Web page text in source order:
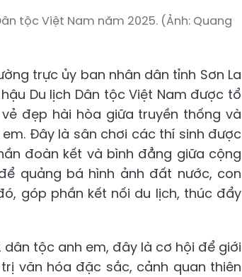
tộc Việt Nam năm 2025. (Ảnh: Quang
trực ủy ban nhân dân tỉnh Sơn La
Du lịch Dân tộc Việt Nam được tổ
đẹp hài hòa giữa truyền thống và
Đây là sân chơi các thí sinh được
đoàn kết và bình đẳng giữa cộng
quảng bá hình ảnh đất nước, con
góp phần kết nối du lịch, thúc đẩy
dân tộc anh em, đây là cơ hội để giới
văn hóa đặc sắc, cảnh quan thiên